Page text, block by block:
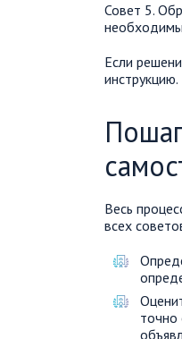
Совет 5.
Если
инструкцию.
Весь
всех
точно